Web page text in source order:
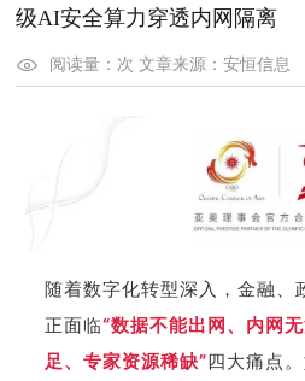
级AI安全算力穿透内网隔离
阅读量： 次文章来源：安恒信息
随着数字化转型深入，金融、
正面临“数据不能出网、内网
足、专家资源稀缺”四大痛点